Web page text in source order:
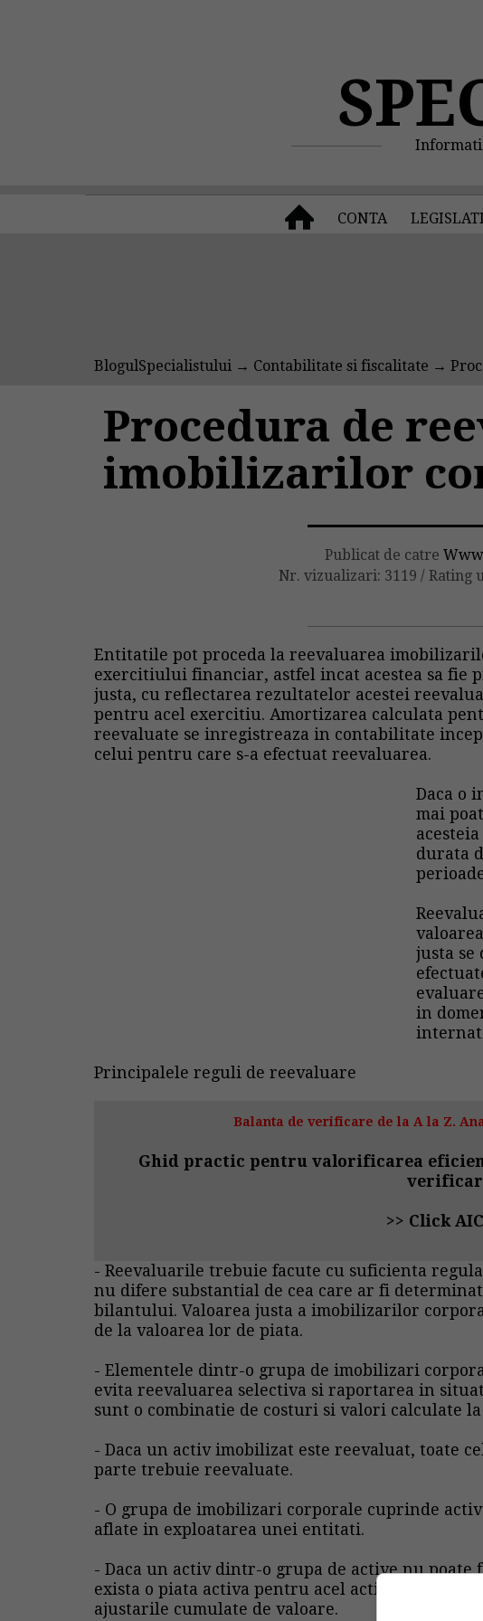
CONTA
BlogulSpecialistului → Contabilitate si fiscalitate →
Procedura de
imobilizarilor
Publicat de catre
Nr. vizualizari: 3119 / Rating
Entitatile pot proceda la reevaluarea
exercitiului financiar, astfel incat acestea sa fie
justa, cu reflectarea rezultatelor acestei
pentru acel exercitiu. Amortizarea calculata
reevaluate se inregistreaza in contabilitate
celui pentru care s-a efectuat reevaluarea.
Daca o
mai
durata
justa se
in
Principalele reguli de reevaluare
Balanta de verificare de la A la Z.
Ghid practic pentru valorificarea
>> Click
- Reevaluarile trebuie facute cu suficienta
nu difere substantial de cea care ar fi
bilantului. Valoarea justa a imobilizarilor
de la valoarea lor de piata.
- Elementele dintr-o grupa deimobilizari
evita reevaluarea selectiva si raportarea in
sunt o combinatie de costuri si valori calculate
- Daca un activ imobilizat este reevaluat, toate
parte trebuie reevaluate.
- O grupa de imobilizari corporale cuprinde
aflate in exploatarea unei entitati.
- Daca un activ dintr-o grupa de active nu poate
exista o piata activa pentru acel activ, activul
ajustarile cumulate de valoare.